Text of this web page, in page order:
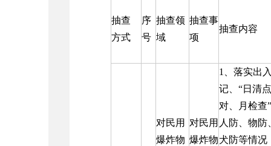
抽查
方式
序
号
抽查领
域
抽查事
项
抽查内容
对民用
爆炸物
对民用
爆炸物
1、落实出
记、“日清
对、月检查
人防、物防
犬防等情况